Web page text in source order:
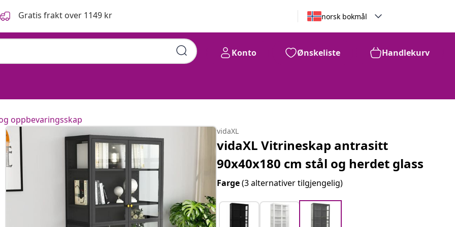
Gratis frakt over 1149 kr norsk bokmål
Konto Ønskeliste Handlekurv
oppbevaringsskap
vidaXL
vidaXL Vitrineskap antrasitt
90x40x180 cm stål og herdet glass
Farge(3 alternativer tilgjengelig)